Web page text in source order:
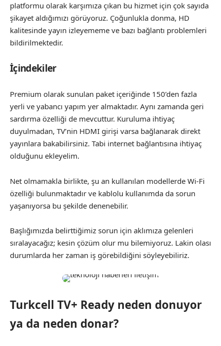
platformu olarak karşımıza çıkan bu hizmet için çok sayıda
şikayet aldığımızı görüyoruz. Çoğunlukla donma, HD
kalitesinde yayın izleyememe ve bazı bağlantı problemleri
bildirilmektedir.
İçindekiler
Premium olarak sunulan paket içeriğinde 150’den fazla
yerli ve yabancı yapım yer almaktadır. Aynı zamanda geri
sardırma özelliği de mevcuttur. Kuruluma ihtiyaç
duyulmadan, TV’nin HDMI girişi varsa bağlanarak direkt
yayınlara bakabilirsiniz. Tabi internet bağlantısına ihtiyaç
olduğunu ekleyelim.
Net olmamakla birlikte, şu an kullanılan modellerde Wi-Fi
özelliği bulunmaktadır ve kablolu kullanımda da sorun
yaşanıyorsa bu şekilde denenebilir.
Başlığımızda belirttiğimiz sorun için aklımıza gelenleri
sıralayacağız; kesin çözüm olur mu bilemiyoruz. Lakin olası
durumlarda her zaman iş görebildiğini söyleyebiliriz.
Turkcell TV+ Ready neden donuyor
ya da neden donar?